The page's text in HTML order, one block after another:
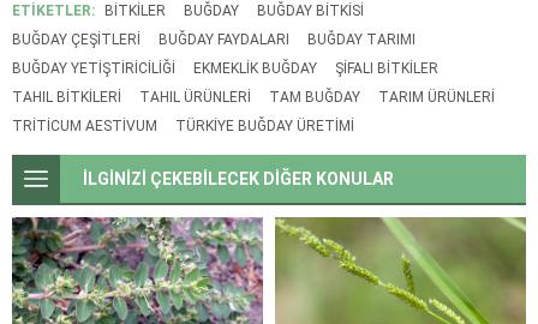
ETİKETLER: BITKILER BUĞDAY
BUĞDAY BITKISI
BUĞDAY ÇEŞITLERI
BUĞDAY FAYDALARI
BUĞDAY TARIMI
BUĞDAY YETIŞTIRICILIĞI
EKMEKLIK BUĞDAY
ŞIFALI BITKILER
TAHIL BITKILERI
TAHIL ÜRÜNLERI TAM BUĞDAY
TARIM ÜRÜNLERI
TRITICUM AESTIVUM
TÜRKIYE BUĞDAY ÜRETIMI
İLGİNİZİ ÇEKEBİLECEK DİĞER KONULAR